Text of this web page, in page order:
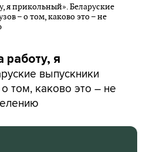
работу, я
выпускники
том, каково это – не